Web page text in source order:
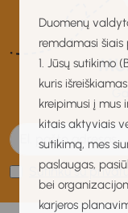
Duomenų
remdamasi šiais
1. Jūsų sutikimo
kuris
kreipimusi į mus
kitais aktyviais
sutikimą, mes
paslaugas,
bei
karjeros
Sutinku su